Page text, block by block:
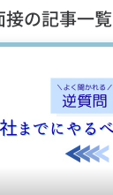
接の記事一覧